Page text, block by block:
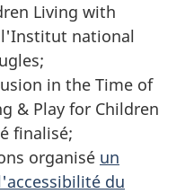
Living with
l'Institut national
in the Time of
& Play for Children
finalisé;
organisé un
du